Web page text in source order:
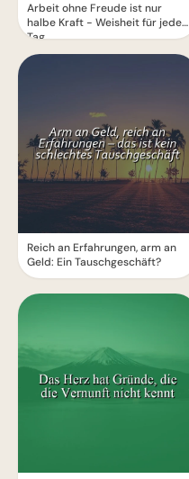
Arbeit ohne Freude ist nur
halbe Kraft - Weisheit für jeden
Tag
Reich an Erfahrungen, arm an
Geld: Ein Tauschgeschäft?